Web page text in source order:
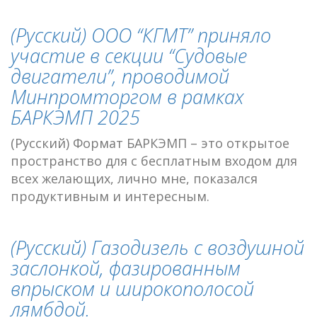
(Русский) ООО “КГМТ” приняло
участие в секции “Судовые
двигатели”, проводимой
Минпромторгом в рамках
БАРКЭМП 2025
(Русский) Формат БАРКЭМП – это открытое
пространство для с бесплатным входом для
всех желающих, лично мне, показался
продуктивным и интересным.
(Русский) Газодизель с воздушной
заслонкой, фазированным
впрыском и широкополосой
лямбдой.